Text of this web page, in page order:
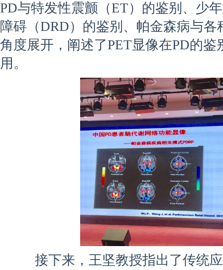
PD与特发性震颤（ET）的鉴别、少
障碍（DRD）的鉴别、帕金森病与
角度展开，阐述了PET显像在PD的
用。
接下来，王坚教授指出了传统应